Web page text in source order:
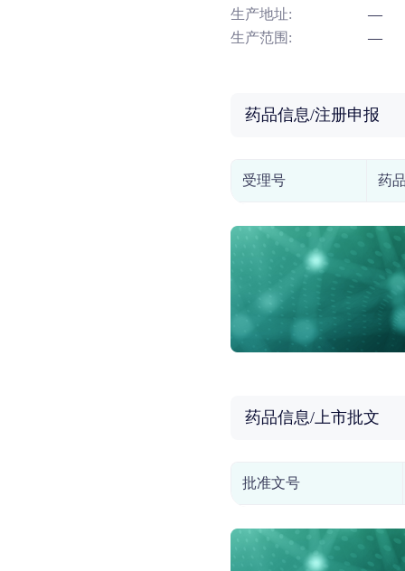
生产地址:
—
生产范围:
—
药品信息/注册申报
受理号 药
药品信息/上市批文
批准文号